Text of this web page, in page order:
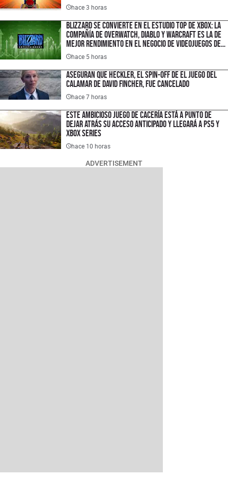
hace 3 horas
Blizzard se convierte en el estudio top de XBOX: la
compañía de Overwatch, Diablo y Warcraft es la de
mejor rendimiento en el negocio de videojuegos de
Microsoft
hace 5 horas
Aseguran que Heckler, el spin-off de El juego del
calamar de David Fincher, fue cancelado
hace 7 horas
Este ambicioso juego de cacería está a punto de
dejar atrás su Acceso Anticipado y llegará a PS5 y
Xbox Series
hace 10 horas
ADVERTISEMENT